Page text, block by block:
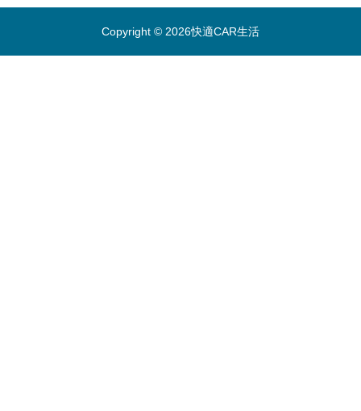
Copyright © 2026快適CAR生活